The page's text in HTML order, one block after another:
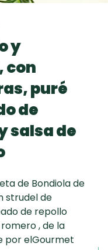
Chispas de
Chocolate
Red Velvet
Key Lime Pie
y
con
puré
de
salsa de
de Bondiola de
strudel de
de repollo
, de la
por elGourmet